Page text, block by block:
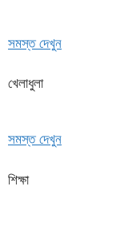
সমস্ত দেখুন
খেলাধুলা
সমস্ত দেখুন
শিক্ষা